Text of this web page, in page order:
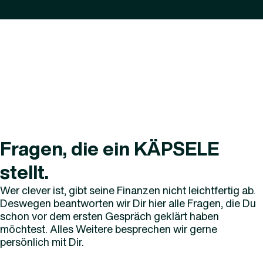
Fragen, die ein KÄPSELE
stellt.
Wer clever ist, gibt seine Finanzen nicht leichtfertig ab.
Deswegen beantworten wir Dir hier alle Fragen, die Du
schon vor dem ersten Gespräch geklärt haben
möchtest. Alles Weitere besprechen wir gerne
persönlich mit Dir.